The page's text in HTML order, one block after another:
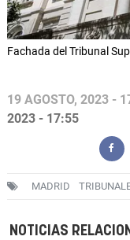
Fachada del Tribunal
19 AGOSTO, 2023 -
2023 - 17:55
MADRID
NOTICIAS